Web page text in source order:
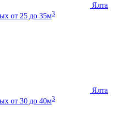
Ялта
от 25 до 35м3
Ялта
от 30 до 40м3